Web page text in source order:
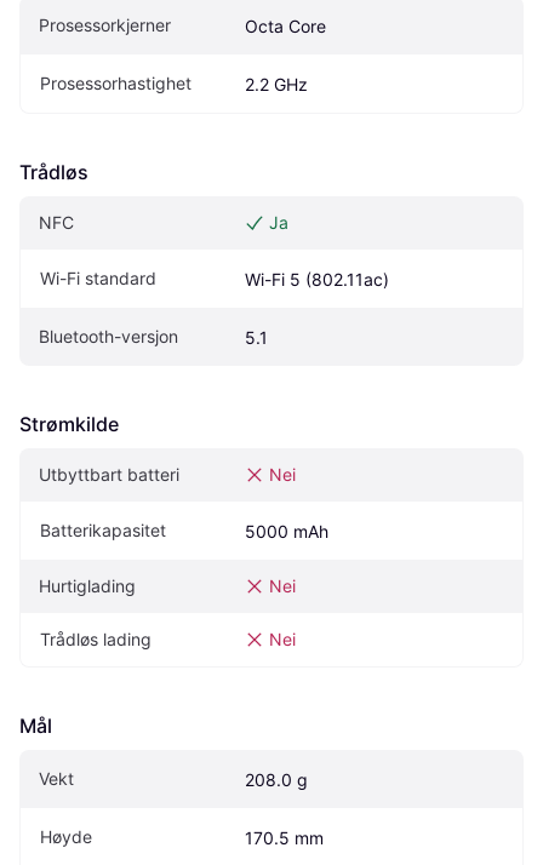
Prosessorkjerner Octa Core
Prosessorhastighet 2.2 GHz
Trådløs
NFC Ja
Wi-Fi standard Wi-Fi 5 (802.11ac)
Bluetooth-versjon 5.1
Strømkilde
Utbyttbart batteri Nei
Batterikapasitet 5000 mAh
Hurtiglading Nei
Trådløs lading Nei
Mål
Vekt 208.0 g
Høyde 170.5 mm